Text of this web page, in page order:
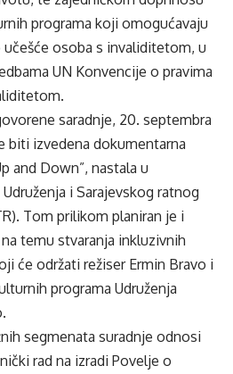
programa koji omogućavaju
učešće osoba s invaliditetom, u
UN Konvencije o pravima
saradnje, 20. septembra
biti izvedena dokumentarna
and Down”, nastala u
i Sarajevskog ratnog
Tom prilikom planiran je i
temu stvaranja inkluzivnih
će održati režiser Ermin Bravo i
programa Udruženja
segmenata suradnje odnosi
rad na izradi Povelje o